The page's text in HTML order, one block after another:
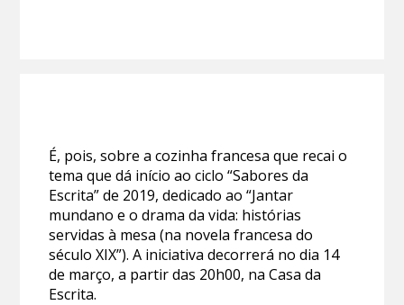
É, pois, sobre a cozinha francesa que recai o
tema que dá início ao ciclo “Sabores da
Escrita” de 2019, dedicado ao “Jantar
mundano e o drama da vida: histórias
servidas à mesa (na novela francesa do
século XIX”). A iniciativa decorrerá no dia 14
de março, a partir das 20h00, na Casa da
Escrita.